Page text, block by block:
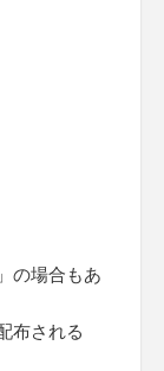
の場合もあ
布される